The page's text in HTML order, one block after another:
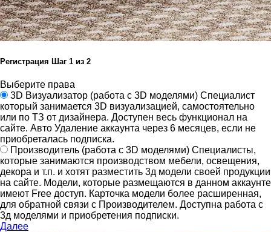
Регистрация Шаг 1 из 2
Выберите права
3D Визуализатор (работа с 3D моделями) Специалист
который занимается 3D визуализацией, самостоятельно
или по ТЗ от дизайнера. Доступен весь функционал на
сайте. Авто Удаление аккаунта через 6 месяцев, если не
приобреталась подписка.
Производитель (работа с 3D моделями) Специалисты,
которые занимаются производством мебели, освещения,
декора и т.п. и хотят разместить 3д модели своей продукции
на сайте. Модели, которые размещаются в данном аккаунте
имеют Free доступ. Карточка модели более расширенная,
для обратной связи с Производителем. Доступна работа с
3д моделями и приобретения подписки.
Далее